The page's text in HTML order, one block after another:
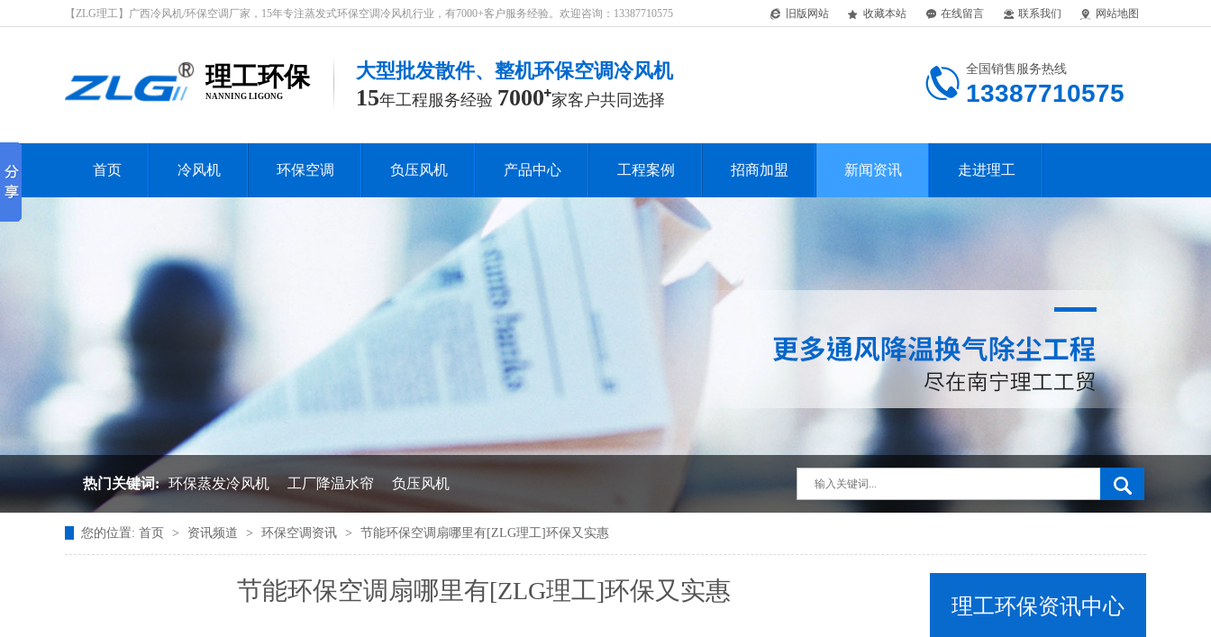
旧版网站 收藏本站 在线留言 联系我们 网站地图
【ZLG理工】广西冷风机/环保空调厂家，15年专注蒸发式环保空调冷风机行业，有7000+客户服务经验。欢迎咨询：13387710575
理工环保
NANNING LIGONG
大型批发散件、整机环保空调冷风机
15年工程服务经验 7000 家客户共同选择
全国销售服务热线
13387710575
首页 冷风机 环保空调 负压风机 产品中心 工程案例 招商加盟 新闻资讯 走进理工
热门关键词: 环保蒸发冷风机 工厂降温水帘 负压风机
您的位置: 首页 > 资讯频道 > 环保空调资讯 > 节能环保空调扇哪里有[ZLG理工]环保又实惠
节能环保空调扇哪里有[ZLG理工]环保又实惠
理工环保资讯中心